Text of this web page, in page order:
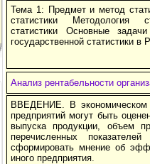
Тема 1: Предмет и метод
статистики Методология
статистики Основные
государственной статистики в
Анализ рентабельности
ВВЕДЕНИЕ. В экономическом
предприятий могут быть
выпуска продукции, объем
перечисленных
сформировать мнение об
иного предприятия.